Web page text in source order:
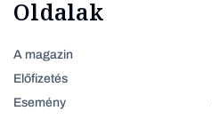
Oldalak
A magazin
Előfizetés
Esemény